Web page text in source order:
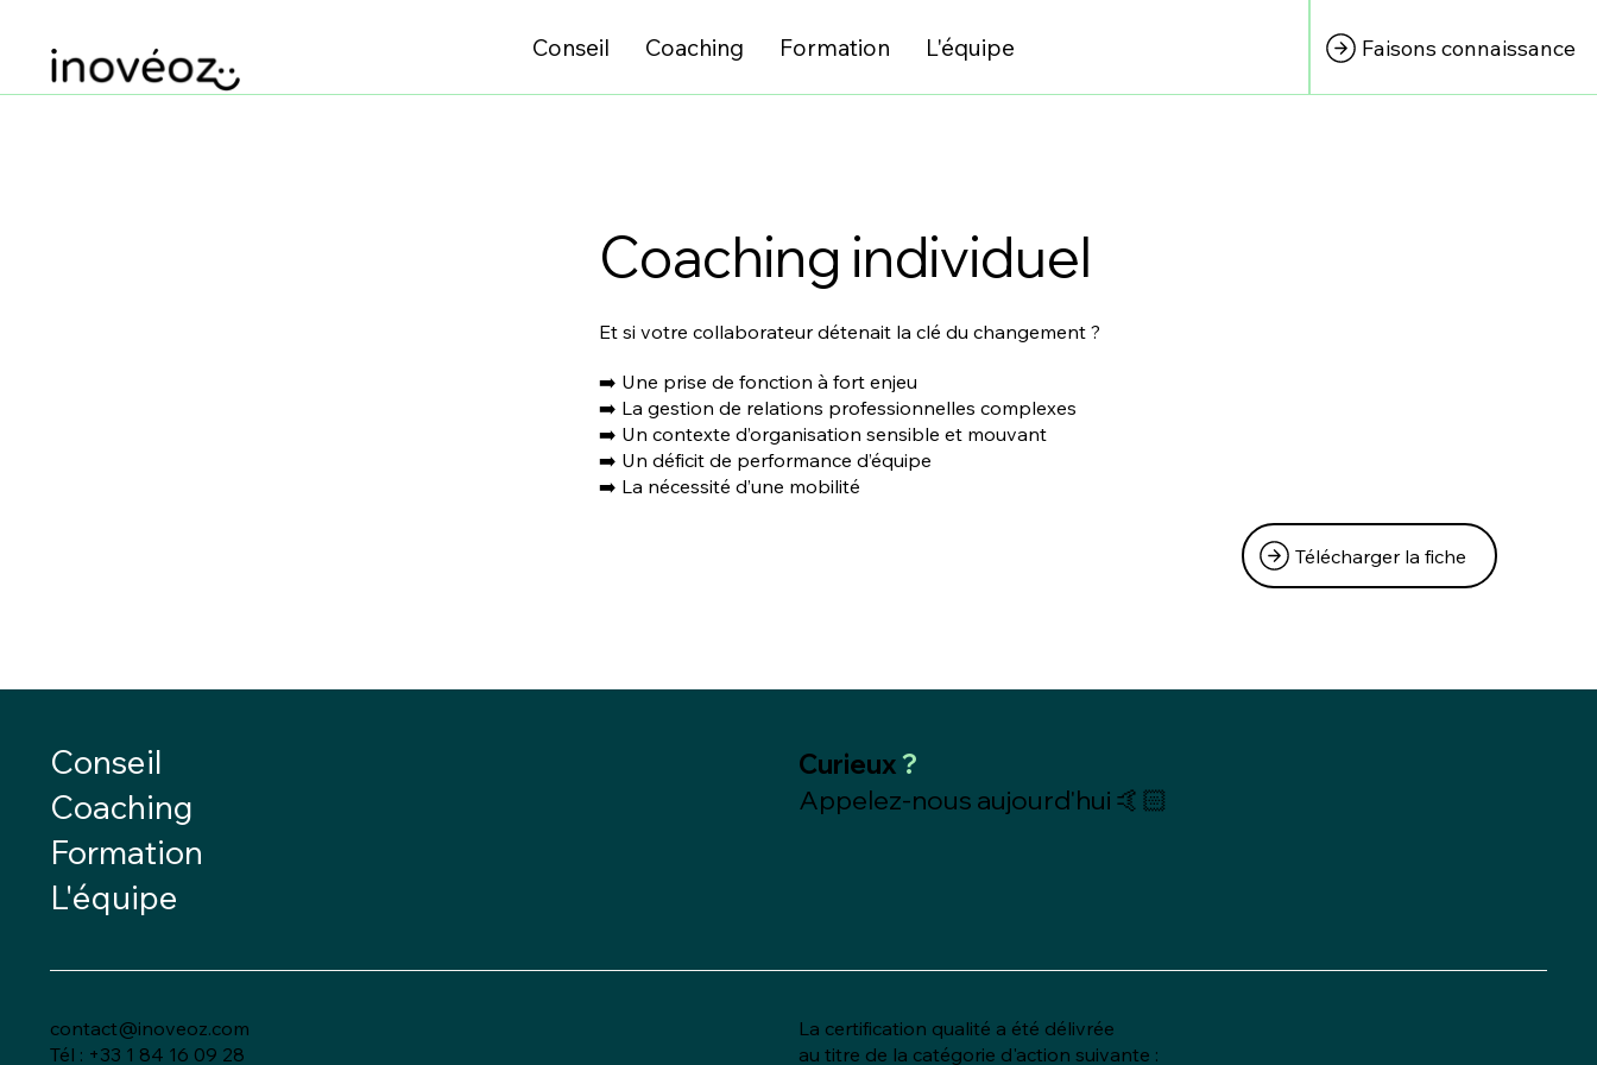
Conseil Coaching Formation L'équipe Faisons connaissance
Coaching individuel
Et si votre collaborateur détenait la clé du changement ?
➡️ Une prise de fonction à fort enjeu
➡️ La gestion de relations professionnelles complexes
➡️ Un contexte d’organisation sensible et mouvant
➡️ Un déficit de performance d’équipe
➡️ La nécessité d’une mobilité
Télécharger la fiche
Conseil
Coaching
Formation
L'équipe
Curieux ?
Appelez-nous aujourd'hui 🤙🏻
contact@inoveoz.com
Tél : +33 1 84 16 09 28
La certification qualité a été délivrée
au titre de la catégorie d'action suivante :